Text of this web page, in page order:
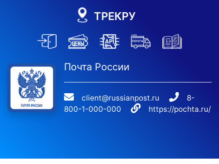
ТРЕКРУ
Почта России
client@russianpost.ru
8-
800-1-000-000
https://pochta.ru/